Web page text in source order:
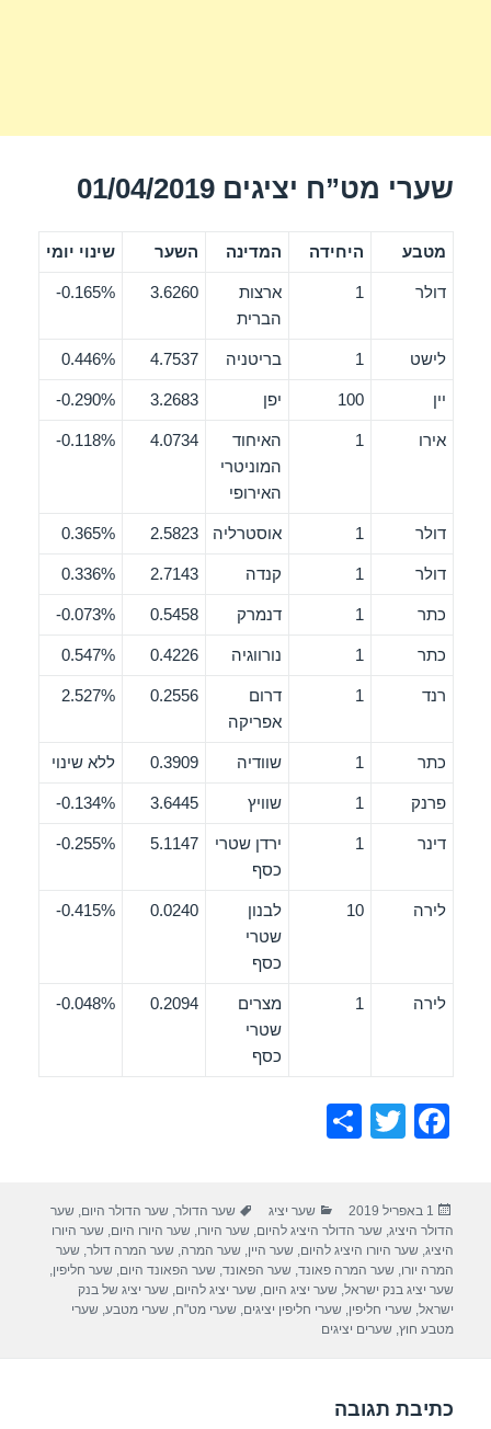
שערי מט”ח יציגים 01/04/2019
מטבע היחידה המדינה השער שינוי יומי
דולר 1
ארצות
הברית
3.6260
0.165%-
לישט 1 בריטניה 4.7537
0.446%
יין 100 יפן 3.2683
0.290%-
אירו 1
האיחוד
המוניטרי
האירופי
4.0734
0.118%-
דולר 1 אוסטרליה 2.5823
0.365%
דולר 1 קנדה 2.7143
0.336%
כתר 1 דנמרק 0.5458
0.073%-
כתר 1 נורווגיה 0.4226
0.547%
רנד 1
דרום
אפריקה
0.2556
2.527%
כתר 1 שוודיה 0.3909 ללא שינוי
פרנק 1 שוויץ 3.6445
0.134%-
דינר 1
ירדן שטרי
כסף
5.1147
0.255%-
לירה 10
לבנון
שטרי
כסף
0.0240
0.415%-
לירה 1
מצרים
שטרי
כסף
0.2094
0.048%-
F
e
b
o
o
T
er
e
פורסם
בתאריך
1 באפריל 2019 קטגוריות
שער יציג תגיות
שער הדולר,שער הדולר היום,שער
הדולר היציג,שער הדולר היציג להיום,שער היורו,שער היורו היום,שער היורו
היציג,שער היורו היציג להיום,שער היין,שער המרה,שער המרה דולר,שער
המרה יורו,שער המרה פאונד,שער הפאונד,שער הפאונד היום,שער חליפין,
שער יציג בנק ישראל,שער יציג היום,שער יציג להיום,שער יציג של בנק
ישראל,שערי חליפין,שערי חליפין יציגים,שערי מט"ח,שערי מטבע,שערי
מטבע חוץ,שערים יציגים
כתיבת תגובה